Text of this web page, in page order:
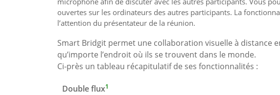
ouvertes sur les ordinateurs des autres participants. La
l’attention du présentateur de la réunion.
Smart Bridgit permet une collaboration visuelle à distance
qu’importe l’endroit où ils se trouvent dans le monde.
Ci-près un tableau récapitulatif de ses fonctionnalités :
Double flux1